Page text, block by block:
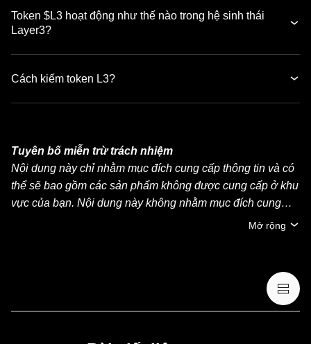
Token $L3 hoạt động như thế nào trong hệ sinh thái
Layer3?
Cách kiếm token L3?
Tuyên bố miễn trừ trách nhiệm
Nội dung này chỉ nhằm mục đích cung cấp thông tin và có
thể sẽ bao gồm các sản phẩm không được cung cấp ở khu
vực của bạn. Nội dung này không nhằm mục đích cung
cấp (i) lời khuyên đầu tư hoặc khuyến nghị đầu tư, (ii) lời
pháp lý hoặc thuế. Việc nắm giữ crypto/tài sản kỹ thuật số,
bao gồm stablecoin và NFT, có mức độ rủi ro cao và có thể
biến động mạnh. Bạn nên cân nhắc cẩn thận xem việc
hợp với điều kiện tài chính của mình hay không. Vui lòng
Mở rộng